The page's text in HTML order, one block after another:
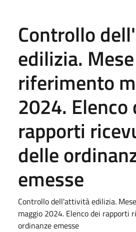
Controllo
edilizia.
riferimento
2024. Elenco
rapporti
delle
emesse
Controllo dell'attività edilizia.
maggio 2024. Elenco dei rapporti
ordinanze emesse